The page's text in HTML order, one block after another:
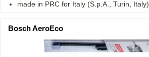
made in PRC for Italy (S.p.A., Turin, Italy).
Bosch AeroEco